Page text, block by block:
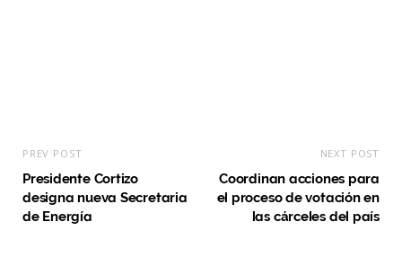
PREV POST
Presidente Cortizo
designa nueva Secretaria
de Energía
NEXT POST
Coordinan acciones para
el proceso de votación en
las cárceles del país